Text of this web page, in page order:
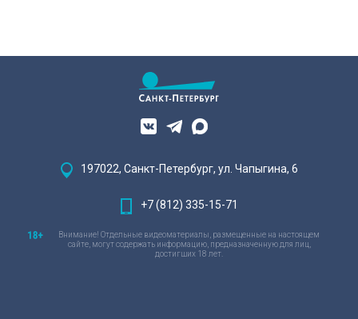
197022, Санкт-Петербург, ул. Чапыгина, 6
+7 (812) 335-15-71
Внимание! Отдельные видеоматериалы, размещенные на настоящем
сайте, могут содержать информацию, предназначенную для лиц,
достигших 18 лет.